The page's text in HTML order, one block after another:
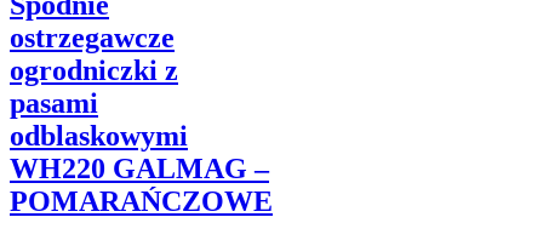
ostrzegawcze
ogrodniczki z
pasami
odblaskowymi
WH220 GALMAG –
POMARAŃCZOWE